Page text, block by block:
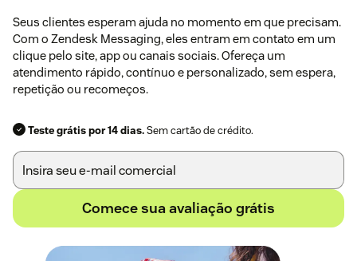
Seus clientes esperam ajuda no momento em que precisam.
Com o Zendesk Messaging, eles entram em contato em um
clique pelo site, app ou canais sociais. Ofereça um
atendimento rápido, contínuo e personalizado, sem espera,
repetição ou recomeços.
Teste grátis por 14 dias.Sem cartão de crédito.
Comece sua avaliação grátis